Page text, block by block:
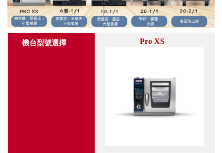
機台型號選擇 Pro XS